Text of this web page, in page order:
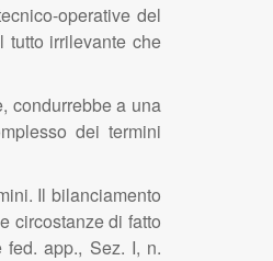
operative del
tutto irrilevante che
condurrebbe a una
dei termini
Il bilanciamento
circostanze di fatto
app., Sez. I, n.